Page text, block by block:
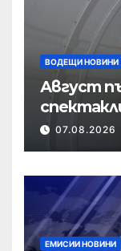
ВОДЕЩИ НОВИНИ
Август
07.08.2026
ЕМИСИИ НОВИНИ